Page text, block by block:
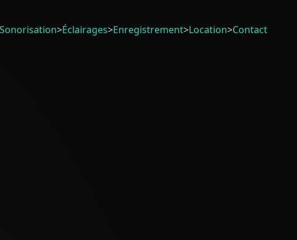
Sonorisation>Éclairages>Enregistrement>Location>Contact